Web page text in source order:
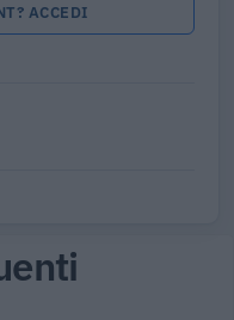
ACCEDI